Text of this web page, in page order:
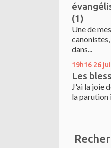
(1)
Une de
dans...
19h16 26
Les
J'ai la joie
la parution